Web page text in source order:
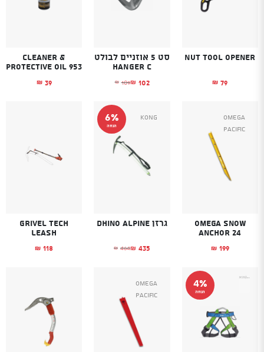
Nut Tool opener
₪ 79
סט 5 אוזניים לבולט
HANGER C
₪ 109
המחיר המקורי היה: ₪109.₪ 102 המחיר הנוכחי הוא: ₪102.
Cleaner &
Protective Oil 953
₪ 39
Omega
Pacific
Omega Snow
Anchor 24
₪ 199
6%
הנחה
Kong
גרזן Dhino Alpine
₪ 464
המחיר המקורי היה: ₪464.₪ 435 המחיר הנוכחי הוא: ₪435.
Grivel Tech
leash
₪ 118
4%
הנחה
Omega
Pacific